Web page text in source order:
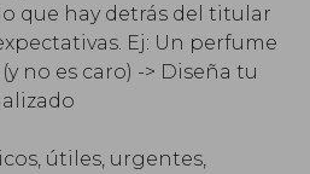
que hay detrás del titular
Ej: Un perfume
no es caro) -> Diseña tu
útiles, urgentes,